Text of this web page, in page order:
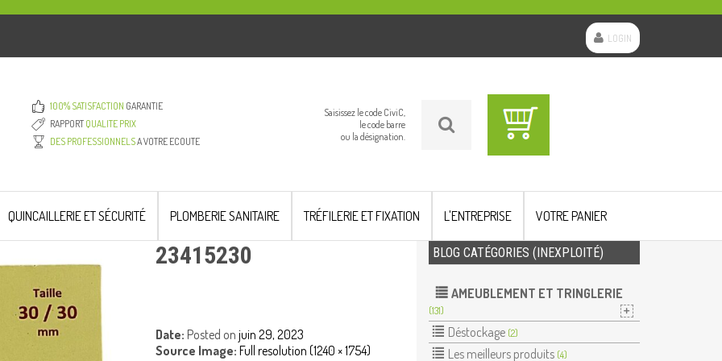
LOGIN
100% SATISFACTION GARANTIE
RAPPORT QUALITE PRIX
DES PROFESSIONNELSA VOTRE ECOUTE
Saisissez le code CiviC,
le code barre
ou la désignation.
QUINCAILLERIE ET SÉCURITÉ PLOMBERIE SANITAIRE TRÉFILERIE ET FIXATION L'ENTREPRISE VOTRE PANIER
23415230
Date: Posted on juin 29, 2023
Source Image: Full resolution (1240 × 1754)
BLOG CATÉGORIES (INEXPLOITÉ)
AMEUBLEMENT ET TRINGLERIE
(131)
Déstockage (2)
Les meilleurs produits (4)